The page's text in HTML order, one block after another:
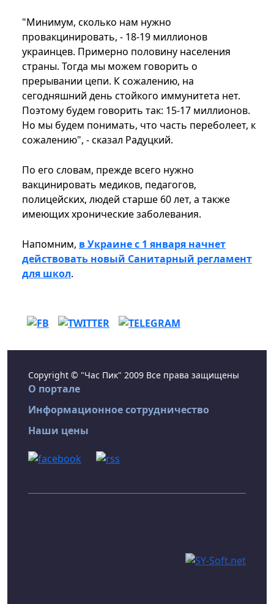
"Минимум, сколько нам нужно
провакцинировать, - 18-19 миллионов
украинцев. Примерно половину населения
страны. Тогда мы можем говорить о
прерывании цепи. К сожалению, на
сегодняшний день стойкого иммунитета нет.
Поэтому будем говорить так: 15-17 миллионов.
Но мы будем понимать, что часть переболеет, к
сожалению", - сказал Радуцкий.
По его словам, прежде всего нужно
вакцинировать медиков, педагогов,
полицейских, людей старше 60 лет, а также
имеющих хронические заболевания.
Напомним, в Украине с 1 января начнет
действовать новый Санитарный регламент
для школ.
Copyright © "Час Пик" 2009 Все права защищены
О портале
Информационное сотрудничество
Наши цены